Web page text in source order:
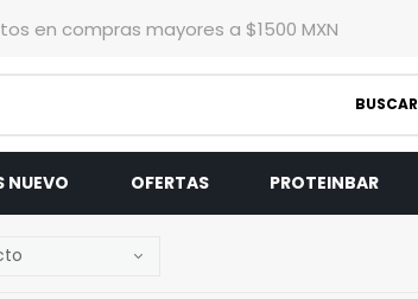
en compras mayores a $1500 MXN
BUSCAR
NUEVO OFERTAS PROTEINBAR